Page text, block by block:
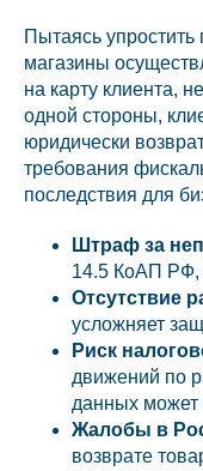
Пытаясь упростить
магазины
на карту клиента,
одной стороны,
юридически
требования
последствия для
Штраф за
14.5 КоАП РФ,
Отсутствие
усложняет
Риск
движений по
данных
Жалобы в
возврате